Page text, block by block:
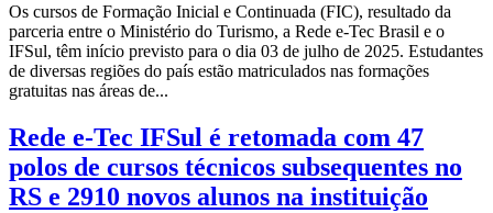
Os cursos de Formação Inicial e Continuada (FIC), resultado da
parceria entre o Ministério do Turismo, a Rede e-Tec Brasil e o
IFSul, têm início previsto para o dia 03 de julho de 2025. Estudantes
de diversas regiões do país estão matriculados nas formações
gratuitas nas áreas de...
Rede e-Tec IFSul é retomada com 47
polos de cursos técnicos subsequentes no
RS e 2910 novos alunos na instituição